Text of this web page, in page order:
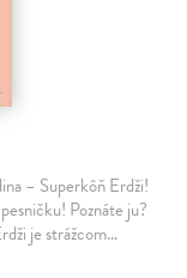
– Superkôň Erdži!
Poznáte ju?
je strážcom…